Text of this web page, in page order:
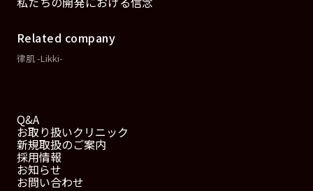
Related company
律肌 -Likki-
Q&A
お取り扱いクリニック
新規取扱のご案内
採用情報
お知らせ
お問い合わせ